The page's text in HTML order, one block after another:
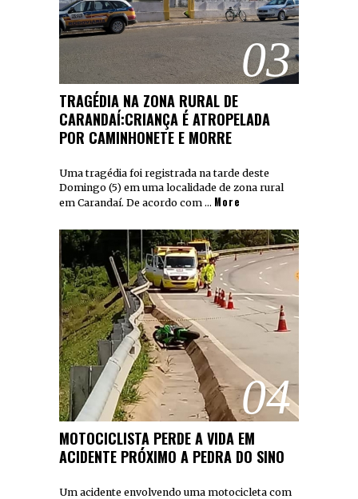
03
TRAGÉDIA NA ZONA RURAL DE
CARANDAÍ:CRIANÇA É ATROPELADA
POR CAMINHONETE E MORRE
Uma tragédia foi registrada na tarde deste
Domingo (5) em uma localidade de zona rural
em Carandaí. De acordo com … More
04
MOTOCICLISTA PERDE A VIDA EM
ACIDENTE PRÓXIMO A PEDRA DO SINO
Um acidente envolvendo uma motocicleta com